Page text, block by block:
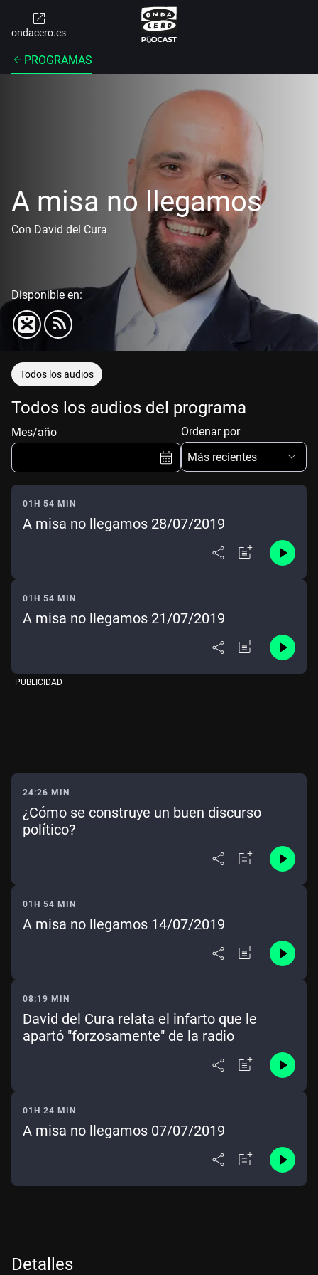
ondacero.es
PROGRAMAS
A misa no llegamos
Con David del Cura
Disponible en:
Todos los audios
Todos los audios del programa
Mes/año
Mar
Ordenar por
Más recientes
01H 54 MIN
A misa no llegamos 28/07/2019
01H 54 MIN
A misa no llegamos 21/07/2019
PUBLICIDAD
24:26 MIN
¿Cómo se construye un buen discurso
político?
01H 54 MIN
A misa no llegamos 14/07/2019
08:19 MIN
David del Cura relata el infarto que le
apartó "forzosamente" de la radio
01H 24 MIN
A misa no llegamos 07/07/2019
Detalles